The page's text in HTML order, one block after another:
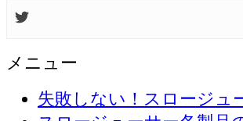
メニュー
失敗しない！スロージュ